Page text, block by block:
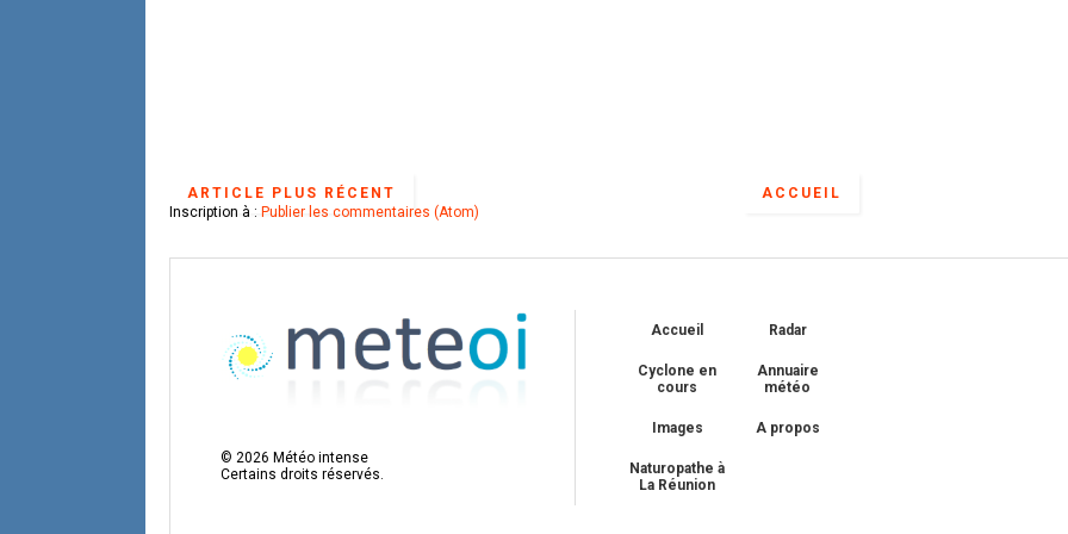
ARTICLE PLUS RÉCENT
ACCUEIL
Inscription à : Publier les commentaires (Atom)
© 2026 Météo intense
Certains droits réservés.
Accueil Radar
Cyclone en
cours
Annuaire
météo
Images A propos
Naturopathe à
La Réunion